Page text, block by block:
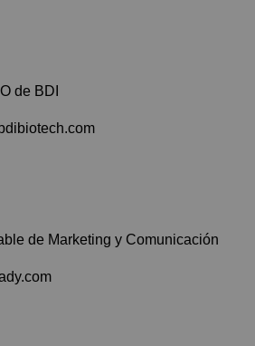
de BDI
de Marketing y Comunicación